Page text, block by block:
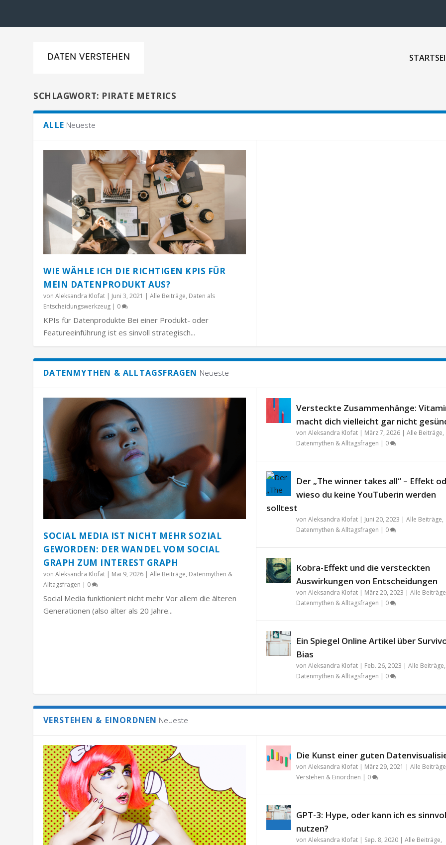
SCHLAGWORT: PIRATE METRICS
ALLE Neueste
WIE WÄHLE ICH DIE RICHTIGEN KPIS FÜR
MEIN DATENPRODUKT AUS?
vonAleksandra Klofat | Juni 3, 2021 |Alle Beiträge, Daten als
Entscheidungswerkzeug | 0
KPIs für Datenprodukte Bei einer Produkt- oder
Featureeinführung ist es sinvoll strategisch...
DATENMYTHEN & ALLTAGSFRAGEN Neueste
SOCIAL MEDIA IST NICHT MEHR SOZIAL
GEWORDEN: DER WANDEL VOM SOCIAL
GRAPH ZUM INTEREST GRAPH
vonAleksandra Klofat | Mai 9, 2026 |Alle Beiträge, Datenmythen &
Alltagsfragen | 0
Social Media funktioniert nicht mehr Vor allem die älteren
Generationen (also älter als 20 Jahre...
Versteckte Zusammenhänge:
macht dich vielleicht gar nicht
von Aleksandra Klofat| März 7, 2026| Alle Beiträge,
Datenmythen & Alltagsfragen | 0
Der „The winner takes all“ – Effekt
wieso du keine YouTuberin werden
solltest
von Aleksandra Klofat| Juni 20, 2023 | Alle Beiträge,
Datenmythen & Alltagsfragen | 0
Kobra-Effekt und die versteckten
Auswirkungen von Entscheidungen
von Aleksandra Klofat| März 20, 2023 | Alle Beiträge
Datenmythen & Alltagsfragen | 0
Ein Spiegel Online Artikel über
Bias
von Aleksandra Klofat| Feb. 26, 2023 | Alle Beiträge,
Datenmythen & Alltagsfragen | 0
VERSTEHEN & EINORDNEN Neueste
Die Kunst einer guten
von Aleksandra Klofat| März 29, 2021 | Alle Beiträge
Verstehen & Einordnen | 0
GPT-3: Hype, oder kann ich es
nutzen?
von Aleksandra Klofat| Sep. 8, 2020| Alle Beiträge,